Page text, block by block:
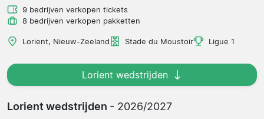
9 bedrijven verkopen tickets
8 bedrijven verkopen pakketten
Lorient, Nieuw-Zeeland Stade du Moustoir Ligue 1
Lorient wedstrijden
Lorient wedstrijden - 2026/2027